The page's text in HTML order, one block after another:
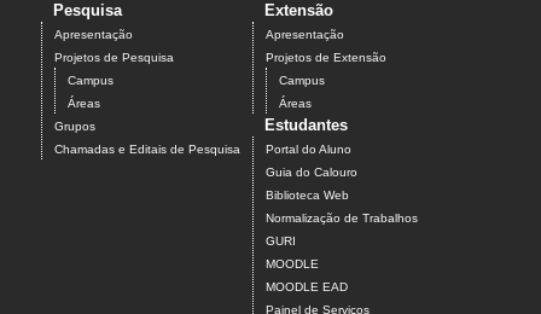
Pesquisa
Apresentação
Projetos de Pesquisa
Campus
Áreas
Grupos
Chamadas e Editais de Pesquisa
Extensão
Apresentação
Projetos de Extensão
Campus
Áreas
Estudantes
Portal do Aluno
Guia do Calouro
Biblioteca Web
Normalização de Trabalhos
GURI
MOODLE
MOODLE EAD
Painel de Serviços